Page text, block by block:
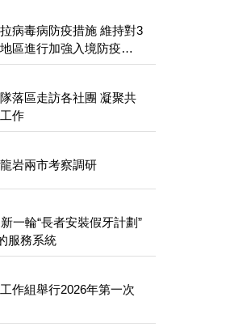
病毒病防疫措施 維持對3
區進行加強入境防疫措
落區走訪各社團 凝聚共
作
岩兩市考察調研
一輪“長者安裝假牙計劃”
服務系統
作組舉行2026年第一次